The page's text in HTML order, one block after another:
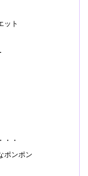
ット
・・
ポンポン